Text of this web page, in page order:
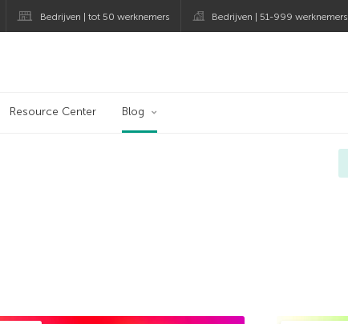
Bedrijven | tot 50 werknemers Bedrijven | 51-999 werknemers
Resource Center Blog